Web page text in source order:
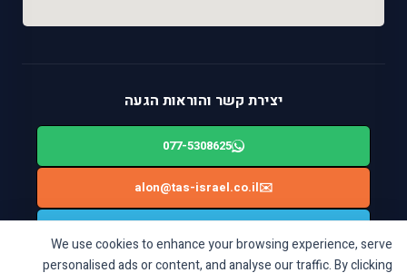
We use cookies to enhance your browsing experience, serve
personalised ads or content, and analyse our traffic. By clicking
יצירת קשר והוראות הגעה
077-5308625
✉️
alon@tas-israel.co.il